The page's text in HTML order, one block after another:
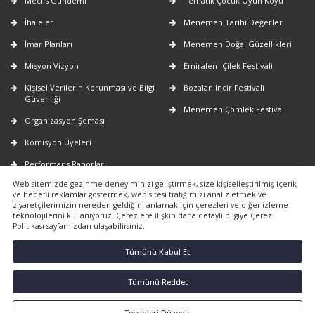
Web sitemizde gezinme deneyiminizi geliştirmek, size kişiselleştirilmiş içerik
ve hedefli reklamlar göstermek, web sitesi trafiğimizi analiz etmek ve
ziyaretçilerimizin nereden geldiğini anlamak için çerezleri ve diğer izleme
teknolojilerini kullanıyoruz. Çerezlere ilişkin daha detaylı bilgiye Çerez
Politikası sayfamızdan ulaşabilirsiniz.
Tümünü Kabul Et
Tümünü Reddet
İhaleler
İmar Planları
Misyon Vizyon
Kişisel Verilerin Korunması ve Bilgi
Güvenliği
Organizasyon Şeması
Komisyon Üyeleri
Performans Raporları
Faaliyet Raporları
E-Belediye
Nöbetçi Eczaneler
2026-2029 yıllarına ait uygulanacak
emlak vergi değerlerinin tespiti
hakkında
Menemen Tarihi Değerler
Menemen Doğal Güzellikleri
Emiralem Çilek Festivali
Bozalan İncir Festivali
Menemen Çömlek Festivali